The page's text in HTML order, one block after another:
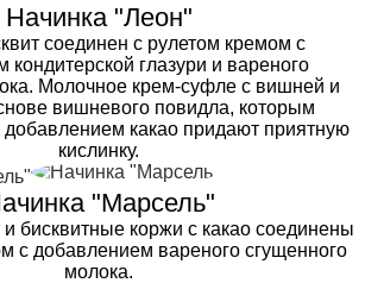
Начинка "Леон"
соединен с рулетом кремом с
кондитерской глазури и вареного
Молочное крем-суфле с вишней и
вишневого повидла, которым
добавлением какао придают приятную
кислинку.
"Марсель"
бисквитные коржи с какао соединены
с добавлением вареного сгущенного
молока.